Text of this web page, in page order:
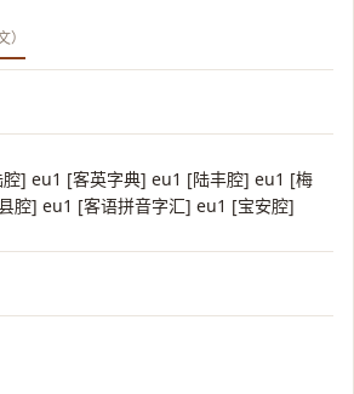
）
] eu1 [客英字典] eu1 [陆丰腔] eu1 [梅
腔] eu1 [客语拼音字汇] eu1 [宝安腔]